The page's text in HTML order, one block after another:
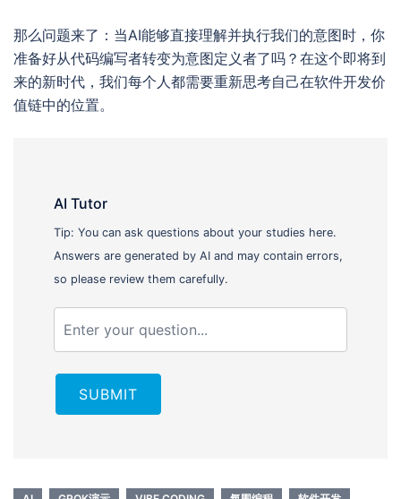
那么问题来了：当AI能够直接理解并执行我们的意图时，你
准备好从代码编写者转变为意图定义者了吗？在这个即将到
来的新时代，我们每个人都需要重新思考自己在软件开发价
值链中的位置。
AI Tutor
Tip: You can ask questions about your studies here.
Answers are generated by AI and may contain errors,
so please review them carefully.
SUBMIT